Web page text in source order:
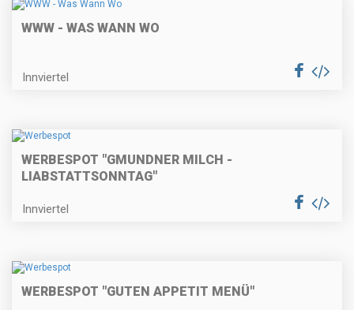
WWW - WAS WANN WO
Innviertel
WERBESPOT "GMUNDNER MILCH -
LIABSTATTSONNTAG"
Innviertel
WERBESPOT "GUTEN APPETIT MENÜ"